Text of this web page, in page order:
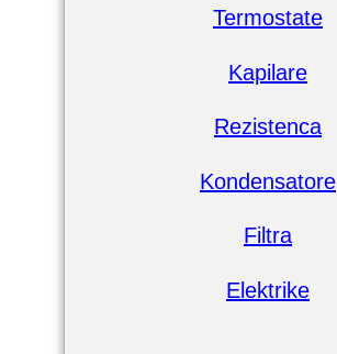
Termostate
Kapilare
Rezistenca
Kondensatore
Filtra
Elektrike